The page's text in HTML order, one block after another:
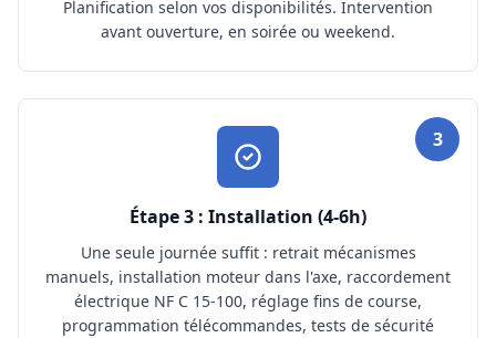
Planification selon vos disponibilités. Intervention
avant ouverture, en soirée ou weekend.
3
Étape 3 : Installation (4-6h)
Une seule journée suffit : retrait mécanismes
manuels, installation moteur dans l'axe, raccordement
électrique NF C 15-100, réglage fins de course,
programmation télécommandes, tests de sécurité